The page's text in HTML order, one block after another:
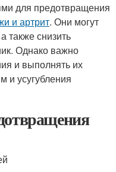
для предотвращения
и артрит. Они могут
также снизить
Однако важно
и выполнять их
и усугубления